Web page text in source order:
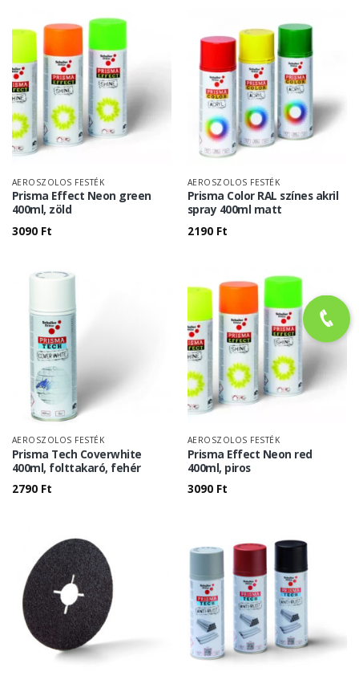
AEROSZOLOS FESTÉK
Prisma Effect Neon green
400ml, zöld
3090 Ft
AEROSZOLOS FESTÉK
Prisma Color RAL színes akril
spray 400ml matt
2190 Ft
AEROSZOLOS FESTÉK
Prisma Tech Coverwhite
400ml, folttakaró, fehér
2790 Ft
AEROSZOLOS FESTÉK
Prisma Effect Neon red
400ml, piros
3090 Ft